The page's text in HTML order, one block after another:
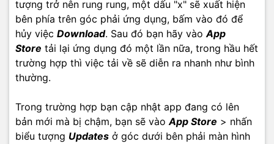
tượng trở nên rung rung, một dấu "x" sẽ xuất hiện
bên phía trên góc phải ứng dụng, bấm vào đó để
hủy việc Download. Sau đó bạn hãy vàoApp
Store tải lại ứng dụng đó một lần nữa, trong hầu hết
trường hợp thì việc tải về sẽ diễn ra nhanh như bình
thường.
Trong trường hợp bạn cập nhật app đang có lên
bản mới mà bị chậm, bạn sẽ vàoApp Store > nhấn
biểu tượng Updates ở góc dưới bên phải màn hình